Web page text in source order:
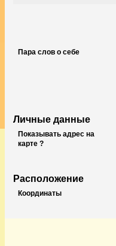
Пара слов о себе
Личные данные
Показывать адрес на
карте ?
Расположение
Координаты